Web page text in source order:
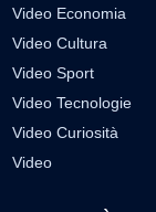
Video Economia
Video Cultura
Video Sport
Video Tecnologie
Video Curiosità
Video